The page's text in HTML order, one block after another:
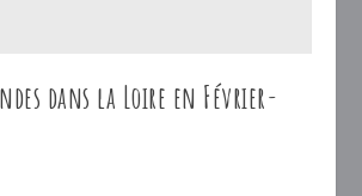
dans la Loire en Février-